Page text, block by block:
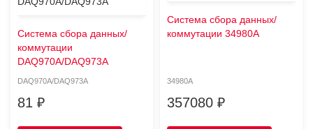
Система сбора данных/
коммутации
DAQ970A/DAQ973A
DAQ970A/DAQ973A
81 ₽
Система сбора данных/
коммутации 34980А
34980А
357080 ₽